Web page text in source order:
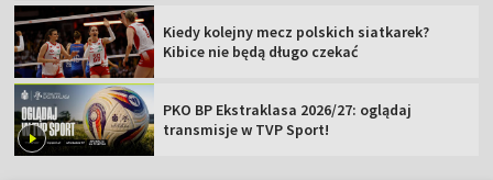
Kiedy kolejny mecz polskich siatkarek?
Kibice nie będą długo czekać
PKO BP Ekstraklasa 2026/27: oglądaj
transmisje w TVP Sport!